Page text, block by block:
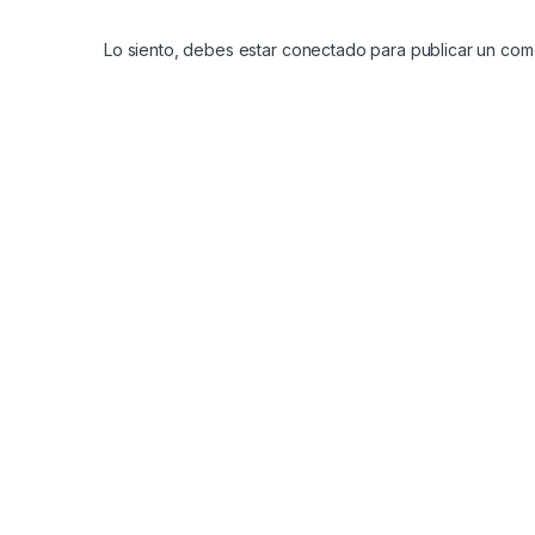
Lo siento, debes estar conectado para publicar un